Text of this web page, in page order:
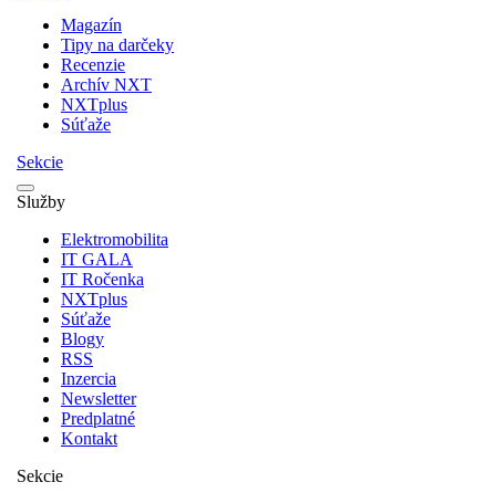
Magazín
Tipy na darčeky
Recenzie
Archív NXT
NXTplus
Súťaže
Sekcie
Služby
Elektromobilita
IT GALA
IT Ročenka
NXTplus
Súťaže
Blogy
RSS
Inzercia
Newsletter
Predplatné
Kontakt
Sekcie